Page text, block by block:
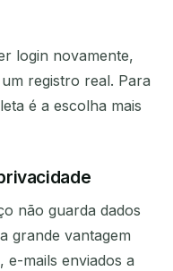
login novamente,
registro real. Para
é a escolha mais
não guarda dados
grande vantagem
e-mails enviados a